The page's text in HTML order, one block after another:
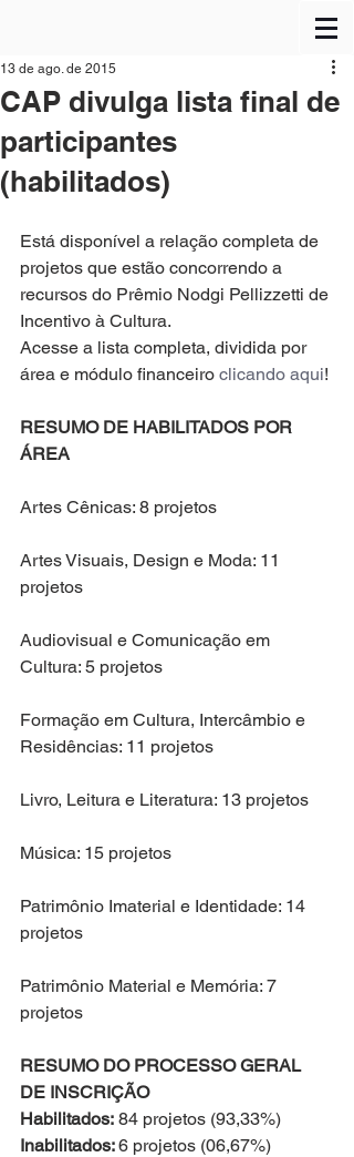
CAP divulga lista final de
participantes
(habilitados)
13 de ago. de 2015
Está disponível a relação completa de
projetos que estão concorrendo a
recursos do Prêmio Nodgi Pellizzetti de
Incentivo à Cultura.
Acesse a lista completa, dividida por
área e módulo financeiro clicando aqui!
RESUMO DE HABILITADOS POR
ÁREA
Artes Cênicas: 8 projetos
Artes Visuais, Design e Moda: 11
projetos
Audiovisual e Comunicação em
Cultura: 5 projetos
Formação em Cultura, Intercâmbio e
Residências: 11 projetos
Livro, Leitura e Literatura: 13 projetos
Música: 15 projetos
Patrimônio Imaterial e Identidade: 14
projetos
Patrimônio Material e Memória: 7
projetos
RESUMO DO PROCESSO GERAL
DE INSCRIÇÃO
Habilitados: 84 projetos (93,33%)
Inabilitados: 6 projetos (06,67%)